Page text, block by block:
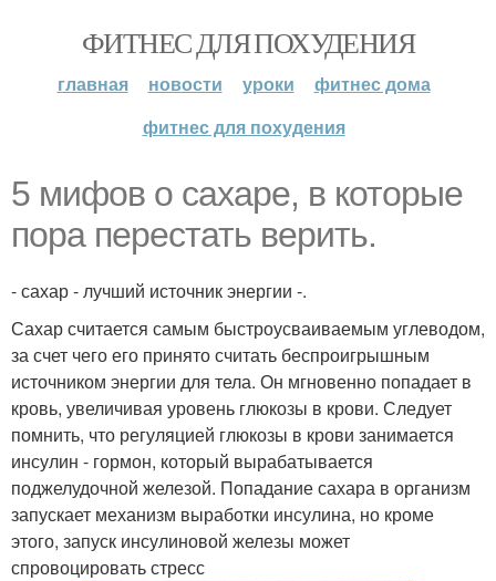
ФИТНЕС ДЛЯ ПОХУДЕНИЯ
главная новости уроки
фитнес дома
фитнес для похудения
5 мифов о сахаре, в которые
пора перестать верить.
- сахар - лучший источник энергии -.
Сахар считается самым быстроусваиваемым углеводом,
за счет чего его принято считать беспроигрышным
источником энергии для тела. Он мгновенно попадает в
кровь, увеличивая уровень глюкозы в крови. Следует
помнить, что регуляцией глюкозы в крови занимается
инсулин - гормон, который вырабатывается
поджелудочной железой. Попадание сахара в организм
запускает механизм выработки инсулина, но кроме
этого, запуск инсулиновой железы может
спровоцировать стресс